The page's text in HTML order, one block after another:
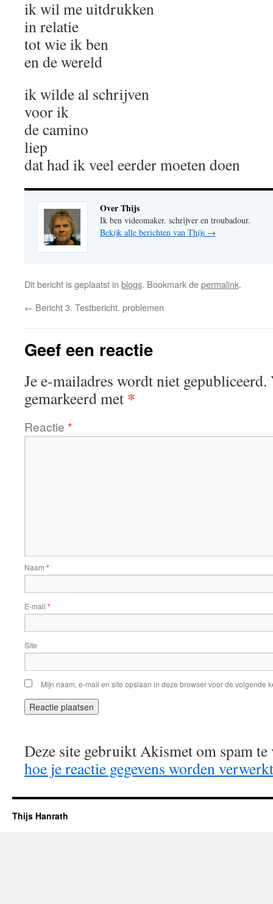
ik wil me uitdrukken
in relatie
tot wie ik ben
en de wereld
ik wilde al schrijven
voor ik
de camino
liep
dat had ik veel eerder moeten doen
Over Thijs
Ik ben videomaker. schrijver en troubadour.
Bekijk alle berichten van Thijs →
Dit bericht is geplaatst in blogs. Bookmark depermalink.
← Bericht 3. Testbericht. problemen
Geef een reactie
Je e-mailadres wordt niet gepubliceerd.
gemarkeerd met *
Reactie *
Naam *
E-mail *
Site
Mijn naam, e-mail en site opslaan in deze browser voor de volgende
Deze site gebruikt Akismet om spam
hoe je reactie gegevens worden verwerkt
Thijs Hanrath